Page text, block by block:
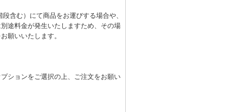
含む）にて商品をお運びする場合や、
途料金が発生いたしますため、その場
願いいたします。
ションをご選択の上、ご注文をお願い